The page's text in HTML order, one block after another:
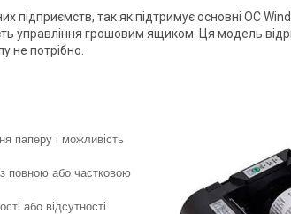
підприємств, так як підтримує основні ОС
управління грошовим ящиком. Ця модель
не потрібно.
паперу і можливість
повною або частковою
або відсутності